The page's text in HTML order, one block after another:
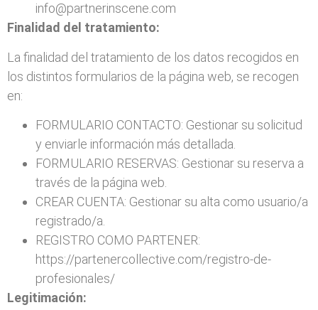
info@partnerinscene.com
Finalidad del tratamiento:
La finalidad del tratamiento de los datos recogidos en
los distintos formularios de la página web, se recogen
en:
FORMULARIO CONTACTO: Gestionar su solicitud
y enviarle información más detallada.
FORMULARIO RESERVAS: Gestionar su reserva a
través de la página web.
CREAR CUENTA: Gestionar su alta como usuario/a
registrado/a.
REGISTRO COMO PARTENER:
https://partenercollective.com/registro-de-
profesionales/
Legitimación: